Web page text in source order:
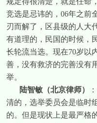
竞选是忌讳的， 06年之前
刃而解了，区县级的人大
有道理的，民国的时候，
长轮流当选。现在70岁以
善，没有救济的完善没有
举。
陆智敏（北京律师）
清的，选举委员会是临时
的。但是现状上是最严格